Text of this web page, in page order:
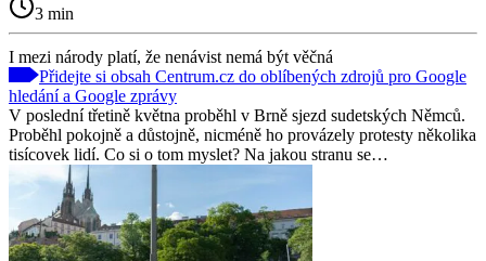
3 min
I mezi národy platí, že nenávist nemá být věčná
Přidejte si obsah Centrum.cz do oblíbených zdrojů pro Google
hledání a Google zprávy
V poslední třetině května proběhl v Brně sjezd sudetských Němců.
Proběhl pokojně a důstojně, nicméně ho provázely protesty několika
tisícovek lidí. Co si o tom myslet? Na jakou stranu se…